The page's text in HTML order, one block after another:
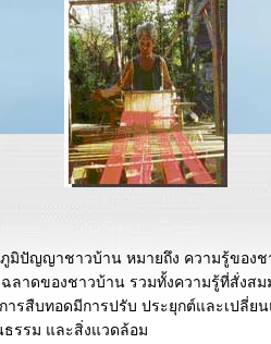
ปัญญาชาวบ้าน หมายถึง ความรู้ของช
ลาดของชาวบ้าน รวมทั้งความรู้ที่สั่งส
รสืบทอดมีการปรับ ประยุกต์และเปลี่ย
รรม และสิ่งแวดล้อม